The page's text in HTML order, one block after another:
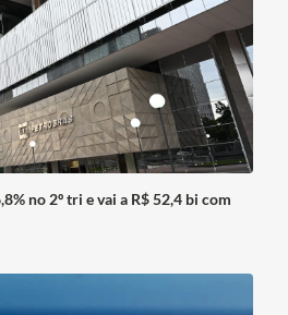
no 2º tri e vai a R$ 52,4 bi com